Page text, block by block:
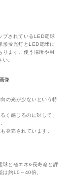
プされているLED電球
形蛍光灯とLED電球に
ります。使う場所や用
。
の光が少ないという特
く感じるのに対して、
発売されています。
球と省エネ&長寿命と評
は約10～40倍。